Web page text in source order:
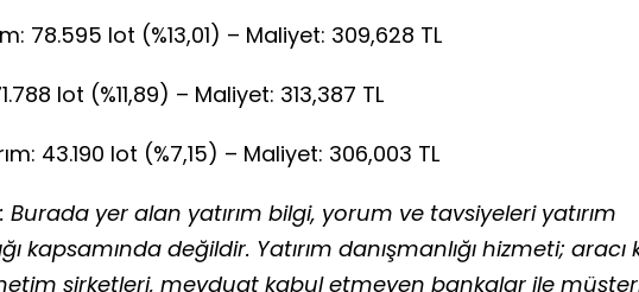
78.595 lot (%13,01) – Maliyet: 309,628 TL
lot (%11,89) – Maliyet: 313,387 TL
43.190 lot (%7,15) – Maliyet: 306,003 TL
Burada yer alan yatırım bilgi, yorum ve tavsiyeleri yatırım
kapsamında değildir. Yatırım danışmanlığı hizmeti;
şirketleri, mevduat kabul etmeyen bankalar ile